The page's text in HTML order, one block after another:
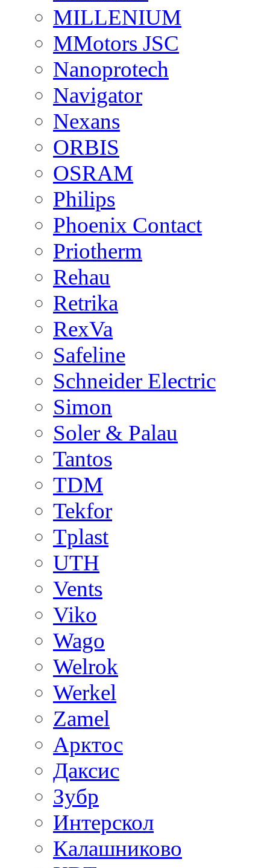
MILLENIUM
MMotors JSC
Nanoprotech
Navigator
Nexans
ORBIS
OSRAM
Philips
Phoenix Contact
Priotherm
Rehau
Retrika
RexVa
Safeline
Schneider Electric
Simon
Soler & Palau
Tantos
TDM
Tekfor
Tplast
UTH
Vents
Viko
Wago
Welrok
Werkel
Zamel
Арктос
Даксис
Зубр
Интерскол
Калашниково